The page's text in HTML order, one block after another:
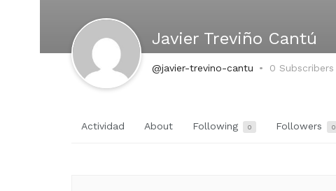
Javier Treviño Cantú
@javier-trevino-cantu 0 Subscribers
Actividad About Following 0 Followers 0